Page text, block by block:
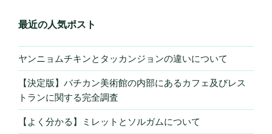
最近の人気ポスト
ヤンニョムチキンとタッカンジョンの違いについて
【決定版】バチカン美術館の内部にあるカフェ及びレス
トランに関する完全調査
【よく分かる】ミレットとソルガムについて